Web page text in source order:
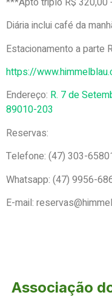
Diária inclui café da
Estacionamento a parte
https://
Endereço: R. 7 de
89010-203
Reservas:
Telefone: (47) 303-
Whatsapp: (47) 9956-
E-mail:
Associação